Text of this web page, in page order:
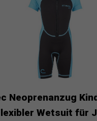
Neoprenanzug
Wetsuit für